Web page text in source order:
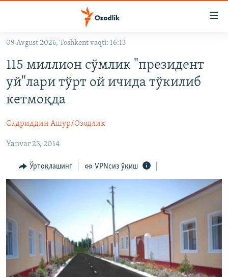
Асосий
навигацияга
ўтинг
Қидиришга
OZODARXIV
На русском
ИЖТИМОИЙ ТАРМОҚЛАР
Озодлик бошқа тилларда
09 Avgust 2026, Toshkent vaqti: 16:13
115 миллион сўмлик "президент
уй"лари тўрт ой ичида тўкилиб
кетмоқда
Садриддин Ашур/Озодлик
Yanvar 23, 2014
Ўртоқлашинг VPNсиз ўқиш